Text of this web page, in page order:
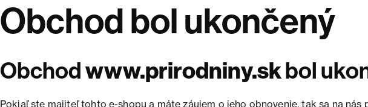
Obchod bol ukončený
Obchodwww.prirodniny.skbol
Pokiaľ ste majiteľ tohto e-shopu a máte záujem o jeho obnovenie, tak sa na nás